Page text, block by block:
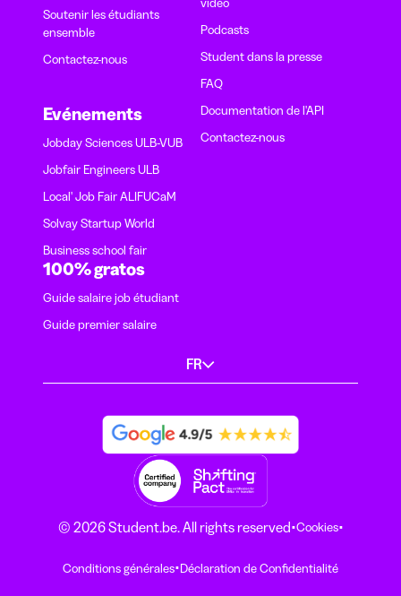
Soutenir les étudiants
ensemble
Contactez-nous
Evénements
Jobday Sciences ULB-VUB
Jobfair Engineers ULB
Local' Job Fair ALIFUCaM
Solvay Startup World
Business school fair
Podcasts
Student dans la presse
FAQ
Documentation de l'API
Contactez-nous
100% gratos
Guide salaire job étudiant
Guide premier salaire
FR
© 2026 Student.be. All rights reserved·Cookies·
Conditions générales·Déclaration de Confidentialité